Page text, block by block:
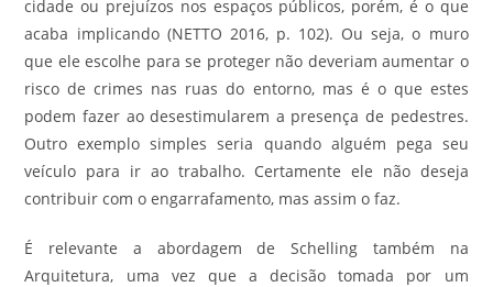
cidade ou prejuízos nos espaços públicos, porém, é o que
acaba implicando (NETTO 2016, p. 102). Ou seja, o muro
que ele escolhe para se proteger não deveriam aumentar o
risco de crimes nas ruas do entorno, mas é o que estes
podem fazer ao desestimularem a presença de pedestres.
Outro exemplo simples seria quando alguém pega seu
veículo para ir ao trabalho. Certamente ele não deseja
contribuir com o engarrafamento, mas assim o faz.
É relevante a abordagem de Schelling também na
Arquitetura, uma vez que a decisão tomada por um